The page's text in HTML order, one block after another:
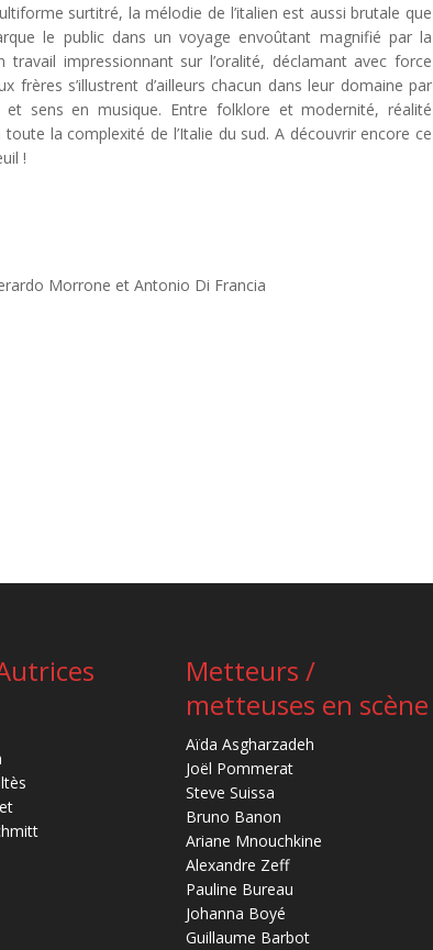
surtitré, la mélodie de l’italien est aussi brutale que
le public dans un voyage envoûtant magnifié par la
impressionnant sur l’oralité, déclamant avec force
s’illustrent d’ailleurs chacun dans leur domaine par
sens en musique. Entre folklore et modernité, réalité
la complexité de l’Italie du sud. A découvrir encore ce
!
Morrone et Antonio Di Francia
Metteurs /
metteuses en scène
Aïda Asgharzadeh
Joël Pommerat
Steve Suissa
Bruno Banon
Ariane Mnouchkine
Alexandre Zeff
Pauline Bureau
Johanna Boyé
Guillaume Barbot